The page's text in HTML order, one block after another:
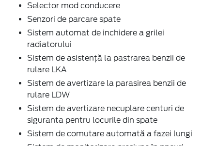
Selector mod conducere
Senzori de parcare spate
Sistem automat de inchidere a grilei
radiatorului
Sistem de asistenţă la pastrarea benzii de
rulare LKA
Sistem de avertizare la parasirea benzii de
rulare LDW
Sistem de avertizare necuplare centuri de
siguranta pentru locurile din spate
Sistem de comutare automată a fazei lungi